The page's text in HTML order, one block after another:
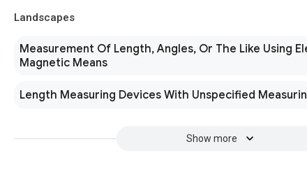
Landscapes
Measurement Of Length, Angles, Or The Like Using
Magnetic Means
Length Measuring Devices With Unspecified
Show more